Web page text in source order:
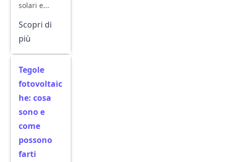
solari e...
Scopri di
più
Tegole
fotovoltaic
he: cosa
sono e
come
possono
farti